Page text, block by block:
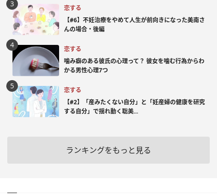
恋する
【#6】不妊治療をやめて人生が前向きになった美南さ
んの場合・後編
恋する
噛み癖のある彼氏の心理って？ 彼女を噛む行為からわ
かる男性心理7つ
恋する
【#2】「産みたくない自分」と「妊産婦の健康を研究
する自分」で揺れ動く聡美...
ランキングをもっと見る